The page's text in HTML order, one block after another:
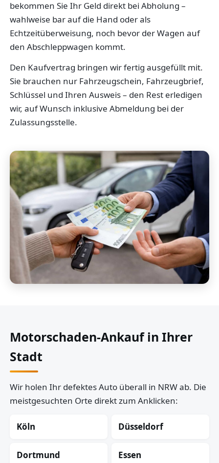
bekommen Sie Ihr Geld direkt bei Abholung –
wahlweise bar auf die Hand oder als
Echtzeitüberweisung, noch bevor der Wagen auf
den Abschleppwagen kommt.
Den Kaufvertrag bringen wir fertig ausgefüllt mit.
Sie brauchen nur Fahrzeugschein, Fahrzeugbrief,
Schlüssel und Ihren Ausweis – den Rest erledigen
wir, auf Wunsch inklusive Abmeldung bei der
Zulassungsstelle.
Motorschaden-Ankauf in Ihrer
Stadt
Wir holen Ihr defektes Auto überall in NRW ab. Die
meistgesuchten Orte direkt zum Anklicken:
Köln Düsseldorf
Dortmund Essen